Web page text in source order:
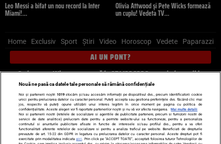
Leo Messi a bifat un nou record la Inter
Miami!…
Olivia Attwood și Pete Wicks formează
un cuplu! Vedeta TV…
Home Exclusiv Sport Știri Video Horoscop Vedete Paparazzi
AI UN PONT?
Scrie-ne pe Whatsapp, sună la 0741226226 sau trimite mail la
pont@cancan.ro
Știri interne Știri externe
Politică
Ultimele stiri
Diete Insula Iubirii Dictionar de vise
LIFE STYLE
Horoscop
Nouă ne pasă ca datele tale personale să rămână confidențiale
Noi și partenerii noștri 1019stocăm și/sau accesăm informații pe dispozitivul dvs., precum identificatorii cookie
unici pentru prelucrarea datelor cu caracter personal. Puteți accepta sau gestiona preferințele dvs. făcând clic mai
jos, respectiv vă puteți opune utilizării unui interes legitim în orice moment pe pagina cu politica de
confidențialitate. Aceste alegeri vor fi raportate partenerilor noștri și nu vă vor afecta navigarea.
Mai multe detalii
Noi si partenerii nostri (retelele de socializare si agentiile de publicitate partenere, precum si furnizorii nostri de
servicii de date analitice) prelucram date pentru a permite website-ului sa functioneze, pentru a personaliza
continutul si anunturile publicitare afisate in functie de interesele si/sau profilul dvs., pentru a va oferi
functionalitati aferente retelelor de socializare si pentru a analiza traficul pe website. Beneficiati de drepturile
prevazute de art. 15-22 din GDPR in legatura cu prelucrarea datelor cu caracter personal. Aceste drepturi pot fi
exercitate prin modalitatea indicataaici . Prin click pe “ACCEPT TOATE”, acceptati folosirea tuturor Tehnologiilor de